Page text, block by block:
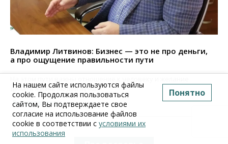
Владимир Литвинов: Бизнес — это не про деньги,
а про ощущение правильности пути
делать жизнь людей лучше
Все материалы
На нашем сайте используются файлы
cookie. Продолжая пользоваться
сайтом, Вы подтверждаете свое
согласие на использование файлов
cookie в соответствии с условиями их
использования
Понятно